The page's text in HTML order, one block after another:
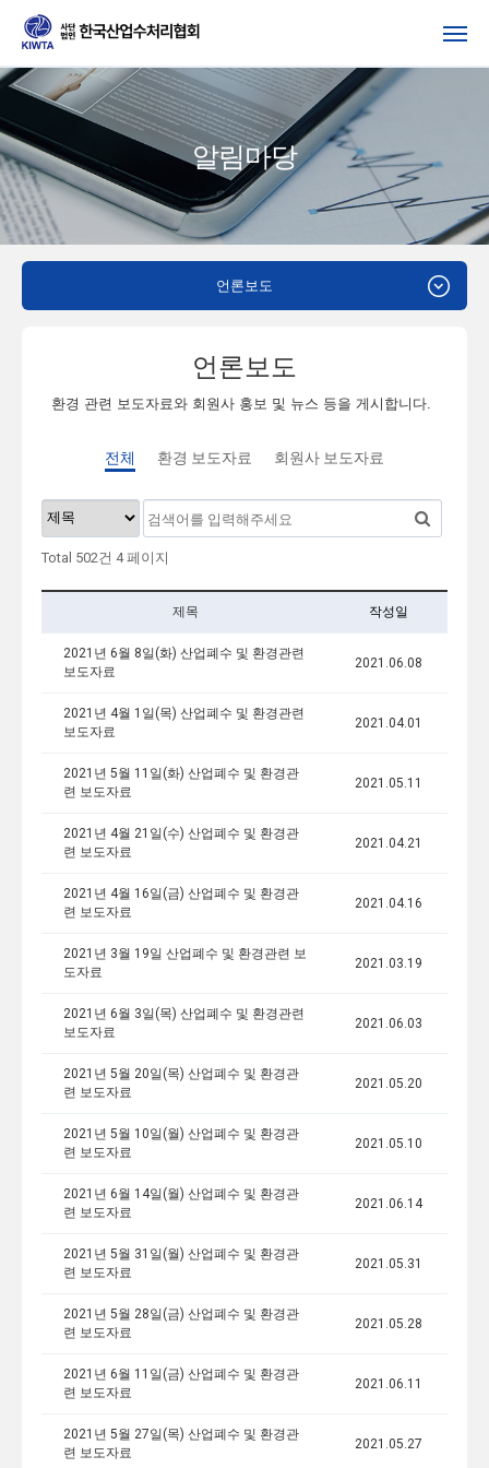
알림마당
언론보도
언론보도
환경 관련 보도자료와 회원사 홍보 및 뉴스 등을 게시합니다.
전체 환경 보도자료 회원사 보도자료
Total 502건 4 페이지
제목 작성일
2021년 6월 8일(화) 산업폐수 및 환경관련
보도자료
2021.06.08
2021년 4월 1일(목) 산업폐수 및 환경관련
보도자료
2021.04.01
2021년 5월 11일(화) 산업폐수 및 환경관
련 보도자료
2021.05.11
2021년 4월 21일(수) 산업폐수 및 환경관
련 보도자료
2021.04.21
2021년 4월 16일(금) 산업폐수 및 환경관
련 보도자료
2021.04.16
2021년 3월 19일 산업폐수 및 환경관련 보
도자료
2021.03.19
2021년 6월 3일(목) 산업폐수 및 환경관련
보도자료
2021.06.03
2021년 5월 20일(목) 산업폐수 및 환경관
련 보도자료
2021.05.20
2021년 5월 10일(월) 산업폐수 및 환경관
련 보도자료
2021.05.10
2021년 6월 14일(월) 산업폐수 및 환경관
련 보도자료
2021.06.14
2021년 5월 31일(월) 산업폐수 및 환경관
련 보도자료
2021.05.31
2021년 5월 28일(금) 산업폐수 및 환경관
련 보도자료
2021.05.28
2021년 6월 11일(금) 산업폐수 및 환경관
련 보도자료
2021.06.11
2021년 5월 27일(목) 산업폐수 및 환경관
련 보도자료
2021.05.27